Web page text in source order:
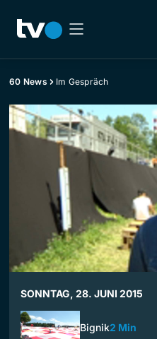
60 News Im Gespräch
SONNTAG, 28. JUNI 2015
Bignik2 Min